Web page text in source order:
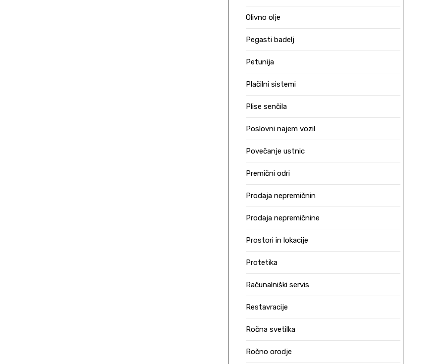
Olivno olje
Pegasti badelj
Petunija
Plačilni sistemi
Plise senčila
Poslovni najem vozil
Povečanje ustnic
Premični odri
Prodaja nepremičnin
Prodaja nepremičnine
Prostori in lokacije
Protetika
Računalniški servis
Restavracije
Ročna svetilka
Ročno orodje